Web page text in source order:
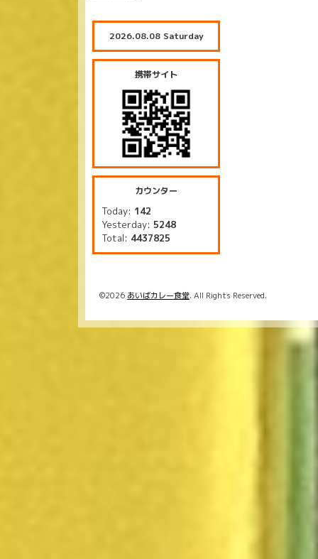
2026.08.08 Saturday
携帯サイト
カウンター
Today: 142
Yesterday: 5248
Total: 4437825
©2026 あいばカレー食堂. All Rights Reserved.